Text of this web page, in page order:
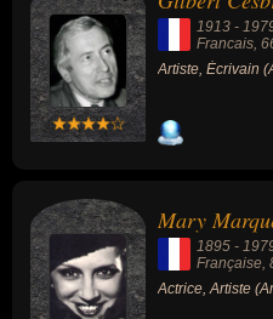
1913 -
Francais,
Artiste, Écrivain
Mary
1895 -
Française
Actrice, Artiste